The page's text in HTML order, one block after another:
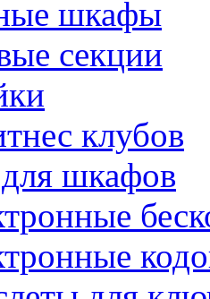
шкафы
секции
клубов
шкафов